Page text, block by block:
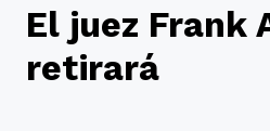
El juez Frank
retirará